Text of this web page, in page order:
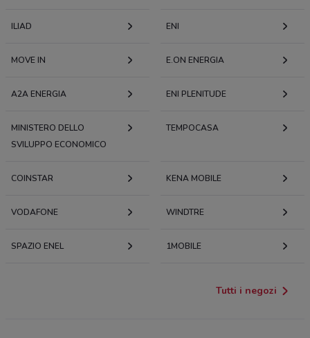
ILIAD ENI
MOVE IN E.ON ENERGIA
A2A ENERGIA ENI PLENITUDE
MINISTERO DELLO
SVILUPPO ECONOMICO
TEMPOCASA
COINSTAR KENA MOBILE
VODAFONE WINDTRE
SPAZIO ENEL 1MOBILE
Tutti i negozi